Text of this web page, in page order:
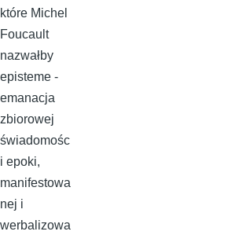
które Michel
Foucault
nazwałby
episteme -
emanacja
zbiorowej
świadomośc
i epoki,
manifestowa
nej i
werbalizowa